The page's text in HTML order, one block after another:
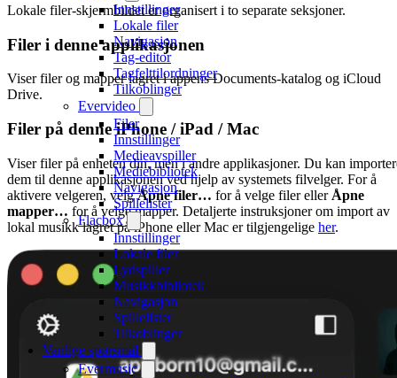
Innstillinger
Lokale filer
Navigasjon
Tag-editor
Tagfelttilordninger
Tilkoblinger
Evervideo
Filer
Innstillinger
Medieavspiller
Mediebibliotek
Navigasjon
Spillelister
Flacbox
Innstillinger
Lokale filer
Lydspiller
Musikkbibliotek
Navigasjon
Spillelister
Tilkoblinger
Vanlige spørsmål
Evermusic
Lokale filer-skjermbildet er organisert i to separate seksjoner.
Filer i denne applikasjonen
Viser filer og mapper lagret i appens Documents-katalog og iCloud
Drive.
Filer på denne iPhone / iPad / Mac
Viser filer på enheten din, men i andre applikasjoner. Du kan
dem til denne applikasjonen ved hjelp av systemets filvelger. For å
aktivere velgeren, velgÅpne filer… for å velge filer eller Åpne
mapper… for å velge mapper. Detaljerte instruksjoner om import av
lokal musikk lagret på iPhone eller Mac er tilgjengelige her.